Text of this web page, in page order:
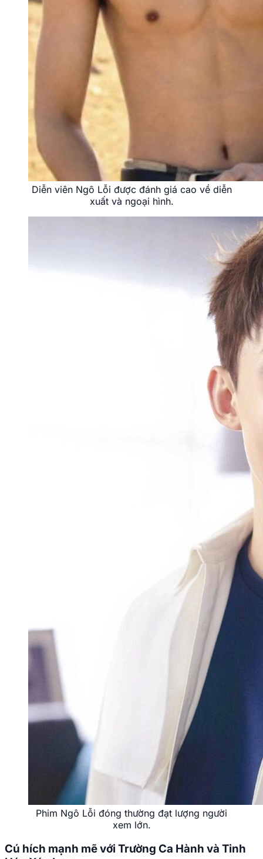
Diễn viên Ngô Lỗi được đánh giá cao về diễn
xuất và ngoại hình.
Phim Ngô Lỗi đóng thường đạt lượng người
xem lớn.
Cú hích mạnh mẽ với Trường Ca Hành và Tinh
Hán Xán Lạn